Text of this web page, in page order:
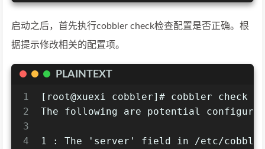
启动之后，首先执行cobbler check检查配置是否正确。根
据提示修改相关的配置项。
PLAINTEXT
1
2
3
4
[root@xuexi cobbler]# cobbler check
The following are potential
1 : The 'server' field in /etc/cobbler/